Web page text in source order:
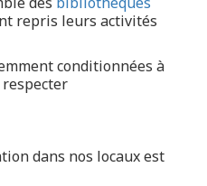
repris leurs activités
conditionnées à
dans nos locaux est